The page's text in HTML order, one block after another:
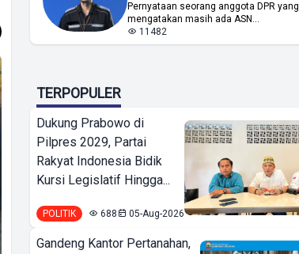
Pernyataan seorang anggota DPR yang
mengatakan masih ada ASN...
11482
TERPOPULER
Dukung Prabowo di
Pilpres 2029, Partai
Rakyat Indonesia Bidik
Kursi Legislatif Hingga...
POLITIK 688 05-Aug-2026
Gandeng Kantor Pertanahan,